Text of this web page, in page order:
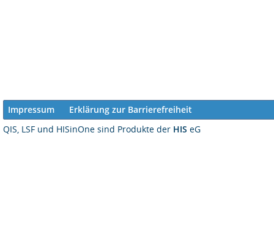
Impressum
Erklärung zur Barrierefreiheit
QIS, LSF und HISinOne sind Produkte der HIS eG